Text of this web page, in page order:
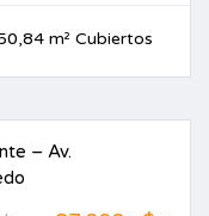
m² Cubiertos
– Av.